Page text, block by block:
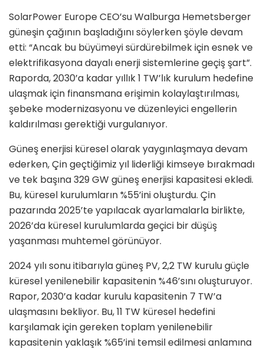
SolarPower Europe CEO’su Walburga Hemetsberger
güneşin çağının başladığını söylerken şöyle devam
etti: “Ancak bu büyümeyi sürdürebilmek için esnek ve
elektrifikasyona dayalı enerji sistemlerine geçiş şart”.
Raporda, 2030’a kadar yıllık 1 TW’lık kurulum hedefine
ulaşmak için finansmana erişimin kolaylaştırılması,
şebeke modernizasyonu ve düzenleyici engellerin
kaldırılması gerektiği vurgulanıyor.
Güneş enerjisi küresel olarak yaygınlaşmaya devam
ederken, Çin geçtiğimiz yıl liderliği kimseye bırakmadı
ve tek başına 329 GW güneş enerjisi kapasitesi ekledi.
Bu, küresel kurulumların %55’ini oluşturdu. Çin
pazarında 2025’te yapılacak ayarlamalarla birlikte,
2026’da küresel kurulumlarda geçici bir düşüş
yaşanması muhtemel görünüyor.
2024 yılı sonu itibarıyla güneş PV, 2,2 TW kurulu güçle
küresel yenilenebilir kapasitenin %46’sını oluşturuyor.
Rapor, 2030’a kadar kurulu kapasitenin 7 TW’a
ulaşmasını bekliyor. Bu, 11 TW küresel hedefini
karşılamak için gereken toplam yenilenebilir
kapasitenin yaklaşık %65’ini temsil edilmesi anlamına